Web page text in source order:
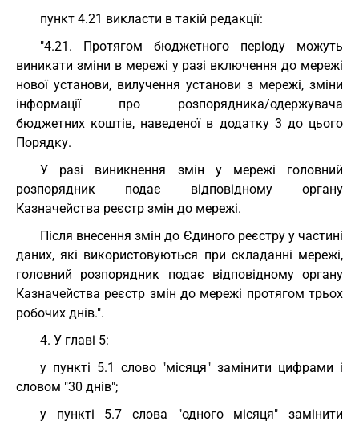
пункт 4.21 викласти в такій редакції:
"4.21. Протягом бюджетного періоду можуть
виникати зміни в мережі у разі включення до мережі
нової установи, вилучення установи з мережі, зміни
інформації про розпорядника/одержувача
бюджетних коштів, наведеної в додатку 3 до цього
Порядку.
У разі виникнення змін у мережі головний
розпорядник подає відповідному органу
Казначейства реєстр змін до мережі.
Після внесення змін до Єдиного реєстру у частині
даних, які використовуються при складанні мережі,
головний розпорядник подає відповідному органу
Казначейства реєстр змін до мережі протягом трьох
робочих днів.".
4. У главі 5:
у пункті 5.1 слово "місяця" замінити цифрами і
словом "30 днів";
у пункті 5.7 слова "одного місяця" замінити